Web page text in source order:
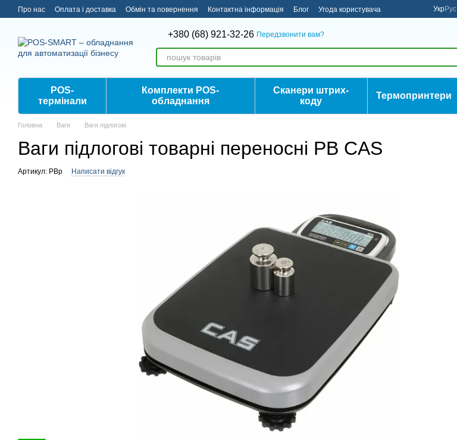
Перейти до основного контенту
Про нас Оплата і доставка Обмін та повернення Контактна інформація Блог Угода користувача УкрРус
+380 (68) 921-32-26 Передзвонити вам?
POS-
термінали
Комплекти POS-
обладнання
Сканери штрих-
коду
Термопринтери
Головна Ваги Ваги підлогові
Ваги підлогові товарні переносні PB CAS
Артикул: PBp Написати відгук